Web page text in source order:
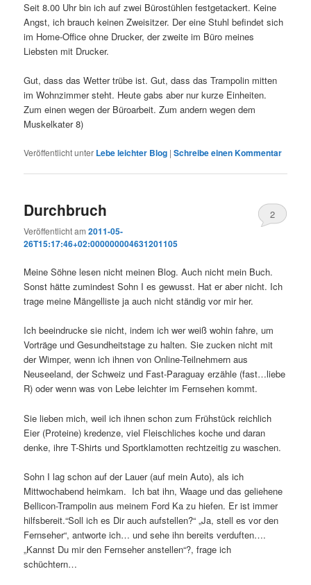
Seit 8.00 Uhr bin ich auf zwei Bürostühlen festgetackert. Keine
Angst, ich brauch keinen Zweisitzer. Der eine Stuhl befindet sich
im Home-Office ohne Drucker, der zweite im Büro meines
Liebsten mit Drucker.
Gut, dass das Wetter trübe ist. Gut, dass das Trampolin mitten
im Wohnzimmer steht. Heute gabs aber nur kurze Einheiten.
Zum einen wegen der Büroarbeit. Zum andern wegen dem
Muskelkater 8)
Veröffentlicht unter Lebe leichter Blog |Schreibe einen Kommentar
Durchbruch
Veröffentlicht am2011-05-
26T15:17:46+02:000000004631201105
2
Meine Söhne lesen nicht meinen Blog. Auch nicht mein Buch.
Sonst hätte zumindest Sohn I es gewusst. Hat er aber nicht. Ich
trage meine Mängelliste ja auch nicht ständig vor mir her.
Ich beeindrucke sie nicht, indem ich wer weiß wohin fahre, um
Vorträge und Gesundheitstage zu halten. Sie zucken nicht mit
der Wimper, wenn ich ihnen von Online-Teilnehmern aus
Neuseeland, der Schweiz und Fast-Paraguay erzähle (fast…liebe
R) oder wenn was von Lebe leichter im Fernsehen kommt.
Sie lieben mich, weil ich ihnen schon zum Frühstück reichlich
Eier (Proteine) kredenze, viel Fleischliches koche und daran
denke, ihre T-Shirts und Sportklamotten rechtzeitig zu waschen.
Sohn I lag schon auf der Lauer (auf mein Auto), als ich
Mittwochabend heimkam. Ich bat ihn, Waage und das geliehene
Bellicon-Trampolin aus meinem Ford Ka zu hiefen. Er ist immer
hilfsbereit.“Soll ich es Dir auch aufstellen?“ „Ja, stell es vor den
Fernseher“, antworte ich… und sehe ihn bereits verduften….
„Kannst Du mir den Fernseher anstellen“?, frage ich
schüchtern…